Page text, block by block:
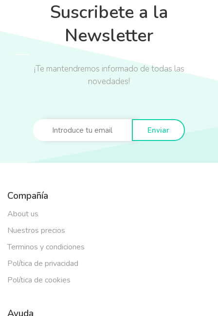
Suscribete a la
Newsletter
¡Te mantendremos informado de todas las
novedades!
Enviar
Compañía
About us
Nuestros precios
Terminos y condiciones
Política de privacidad
Política de cookies